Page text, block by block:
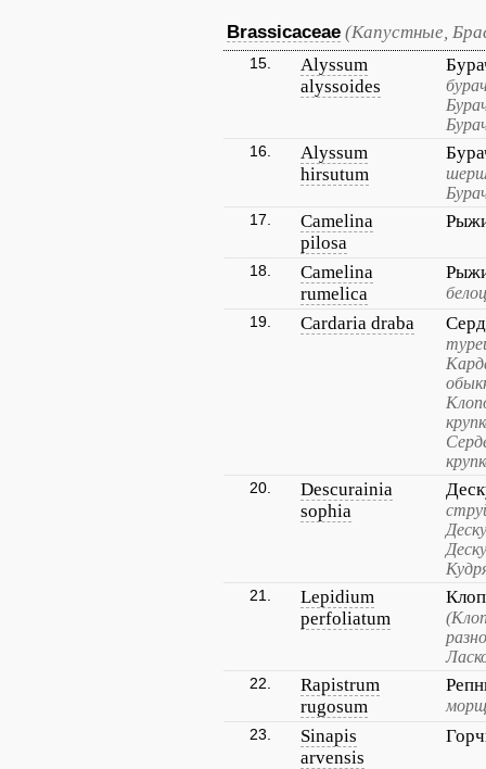
Brassicaceae (Капустные,
15.
Alyssum
alyssoides
16.
Alyssum
hirsutum
17.
Camelina
pilosa
18.
Camelina
rumelica
19. Cardaria draba
20.
Descurainia
sophia
21.
Lepidium
perfoliatum
22.
Rapistrum
rugosum
23.
Sinapis
arvensis